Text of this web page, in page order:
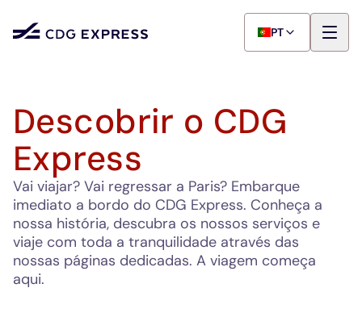
PT
Descobrir o CDG
Express
Vai viajar? Vai regressar a Paris? Embarque
imediato a bordo do CDG Express. Conheça a
nossa história, descubra os nossos serviços e
viaje com toda a tranquilidade através das
nossas páginas dedicadas. A viagem começa
aqui.